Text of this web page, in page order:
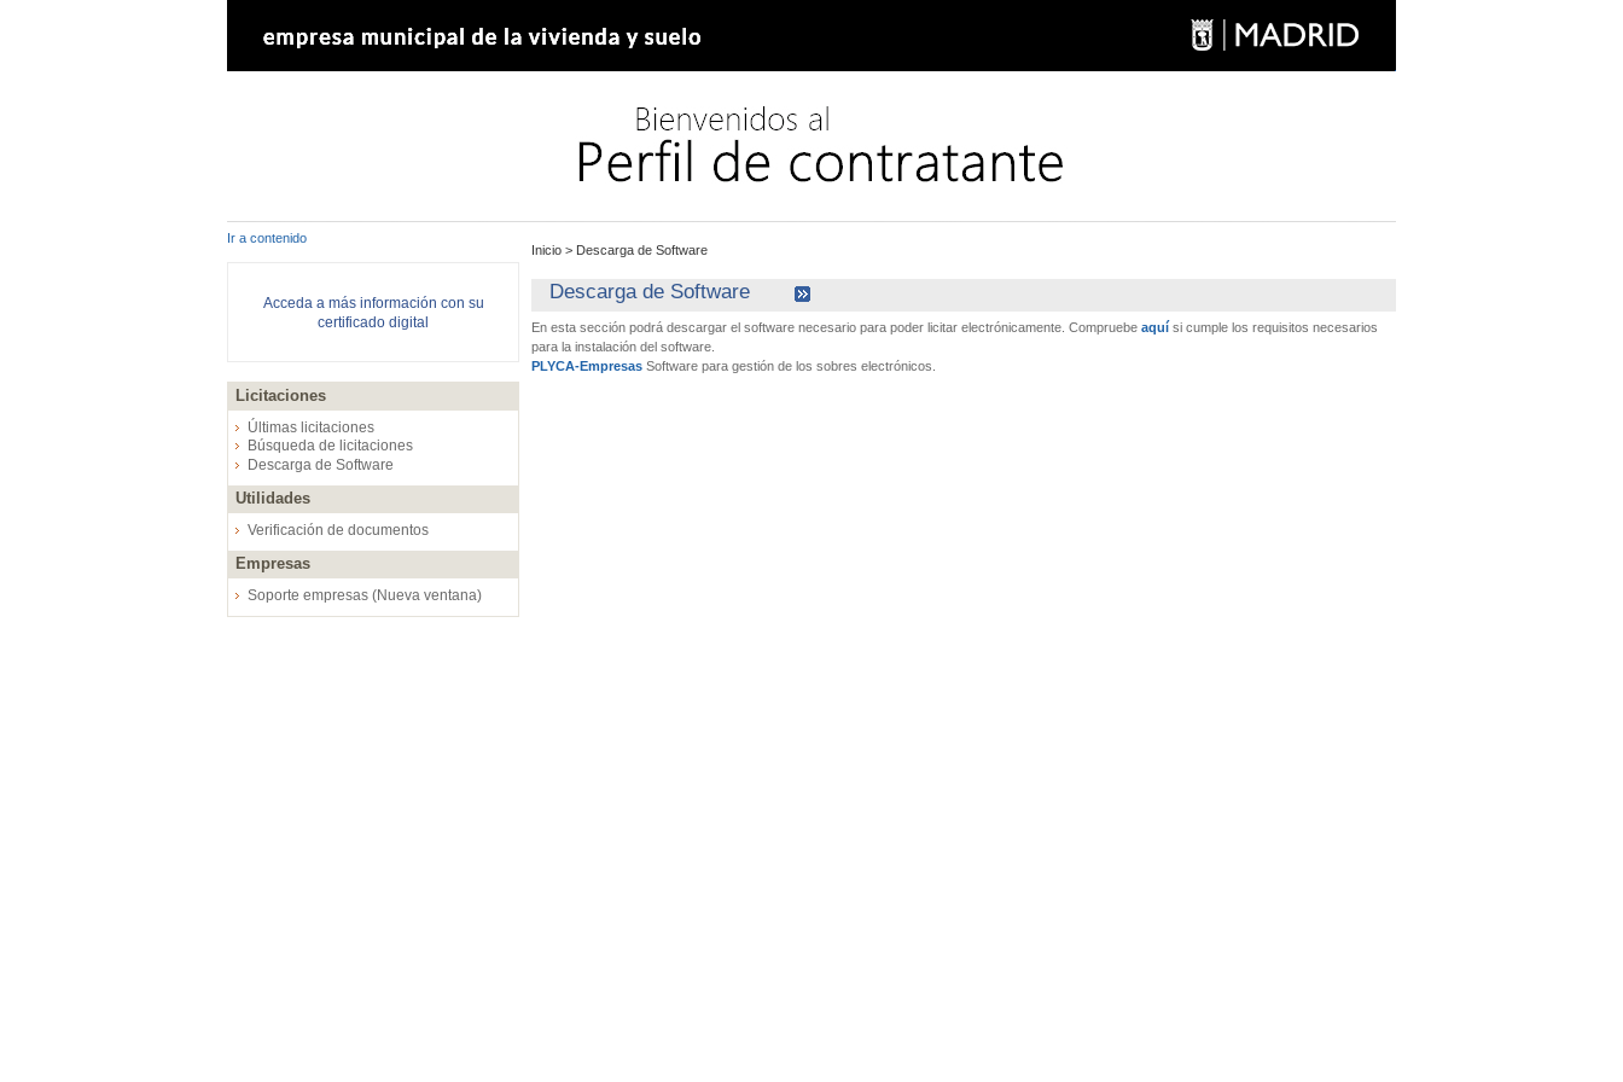
Ir a contenido
Acceda a más información con su
certificado digital
Licitaciones
Últimas licitaciones
Búsqueda de licitaciones
Descarga de Software
Utilidades
Verificación de documentos
Empresas
Soporte empresas (Nueva ventana)
Inicio > Descarga de Software
Descarga de Software
En esta sección podrá descargar el software necesario para poder licitar electrónicamente. Compruebe aquí si cumple los requisitos necesarios
para la instalación del software.
PLYCA-Empresas Software para gestión de los sobres electrónicos.